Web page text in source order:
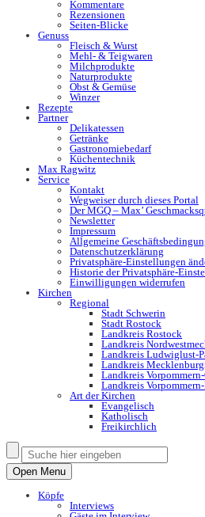
Kommentare
Rezensionen
Seiten-Blicke
Genuss
Fleisch & Wurst
Mehl- & Teigwaren
Milchprodukte
Naturprodukte
Obst & Gemüse
Winzer
Rezepte
Partner
Delikatessen
Getränke
Gastronomiebedarf
Küchentechnik
Max Ragwitz
Service
Kontakt
Wegweiser durch dieses Portal
Der MGQ – Max’
Newsletter
Impressum
Allgemeine
Datenschutzerklärung
Privatsphäre-Einstellungen
Historie der Privatsphäre-
Einwilligungen widerrufen
Kirchen
Regional
Stadt Schwerin
Stadt Rostock
Landkreis Rostock
Landkreis
Landkreis Ludwiglust-
Landkreis
Landkreis
Landkreis
Art der Kirchen
Evangelisch
Katholisch
Freikirchlich
Open Menu
Köpfe
Interviews